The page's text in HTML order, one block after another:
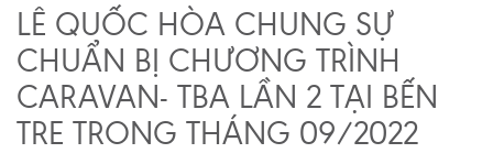
LÊ QUỐC HÒA CHUNG SỰ
CHUẨN BỊ CHƯƠNG TRÌNH
CARAVAN- TBA LẦN 2 TẠI BẾN
TRE TRONG THÁNG 09/2022